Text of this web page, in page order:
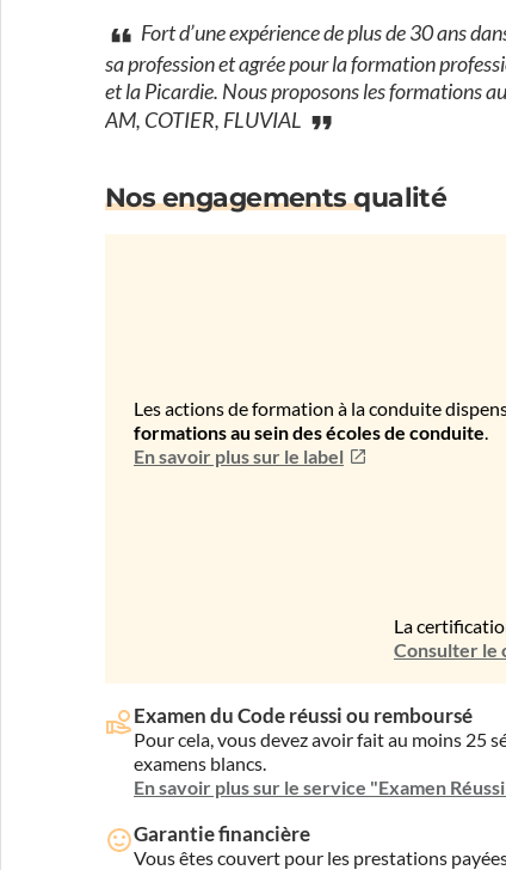
Fort d’une expérience de plus de 30 ans
sa profession et agrée pour la formation
et la Picardie. Nous proposons les formations
AM, COTIER, FLUVIAL
Nos engagements qualité
Les actions de formation à la conduite
formations au sein des écoles de conduite.
En savoir plus sur le label
La
Consulter le
Examen du Code réussi ou remboursé
Pour cela, vous devez avoir fait au moins 25
examens blancs.
En savoir plus sur le service "Examen
Garantie financière
Vous êtes couvert pour les prestations